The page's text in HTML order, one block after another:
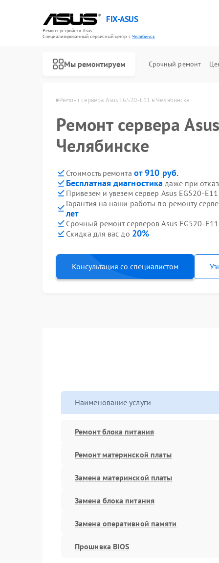
FIX-ASUS
Ремонт устройств Asus
Специализированный cервисный центр г.Челябинск
Мы ремонтируем Срочный ремонт
Asus в Челябинске Ремонт сервера Asus EG520-E11 в Челябинске
Ремонт сервера
Челябинске
Стоимость ремонта от 910 руб.
Бесплатная диагностика даже при
Привезем и увезем сервер Asus EG520-
Гарантия на наши работы по ремонту
лет
Срочный ремонт серверов Asus EG520-E11
Скидка для вас до 20%
Консультация со специалистом
Наименование услуги
Ремонт блока питания
Ремонт материнской платы
Замена материнской платы
Замена блока питания
Замена оперативной памяти
Прошивка BIOS